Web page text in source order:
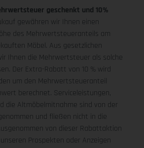
geschenkt und 10%
gewähren wir Ihnen einen
des Mehrwertsteueranteils am
Möbel. Aus gesetzlichen
Ihnen die Mehrwertsteuer als solche
Der Extra-Rabatt von 10 % wird
um den Mehrwertsteueranteil
berechnet. Serviceleistungen,
die Altmöbelmitnahme sind von der
und fließen nicht in die
von dieser Rabattaktion
Prospekten oder Anzeigen